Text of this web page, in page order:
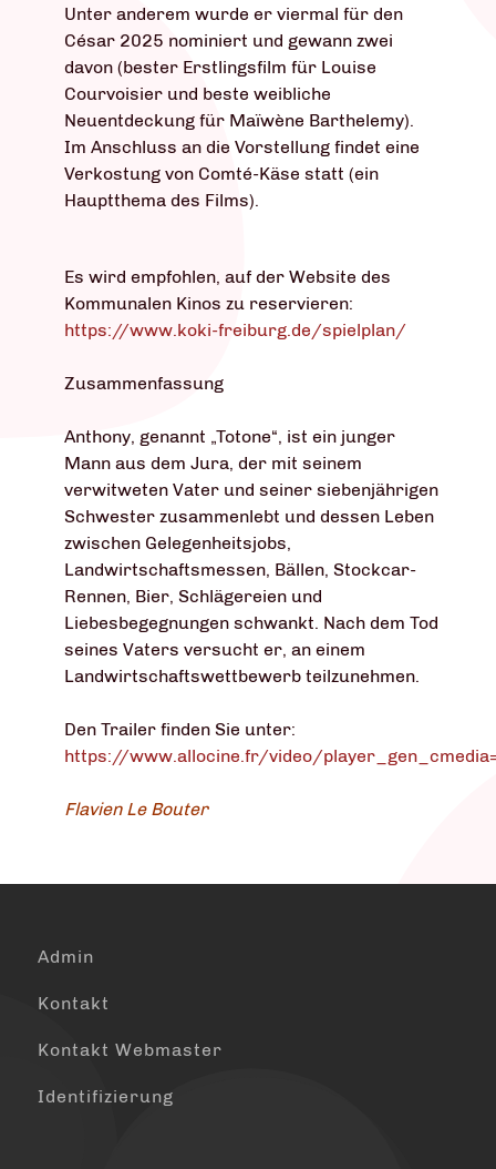
Unter anderem wurde er viermal für den
César 2025 nominiert und gewann zwei
davon (bester Erstlingsfilm für Louise
Courvoisier und beste weibliche
Neuentdeckung für Maïwène Barthelemy).
Im Anschluss an die Vorstellung findet eine
Verkostung von Comté-Käse statt (ein
Hauptthema des Films).
Es wird empfohlen, auf der Website des
Kommunalen Kinos zu reservieren:
https://www.koki-freiburg.de/spielplan/
Zusammenfassung
Anthony, genannt „Totone“, ist ein junger
Mann aus dem Jura, der mit seinem
verwitweten Vater und seiner siebenjährigen
Schwester zusammenlebt und dessen Leben
zwischen Gelegenheitsjobs,
Landwirtschaftsmessen, Bällen, Stockcar-
Rennen, Bier, Schlägereien und
Liebesbegegnungen schwankt. Nach dem Tod
seines Vaters versucht er, an einem
Landwirtschaftswettbewerb teilzunehmen.
Den Trailer finden Sie unter:
https://www.allocine.fr/video/
Flavien Le Bouter
Admin
Kontakt
Kontakt Webmaster
Identifizierung